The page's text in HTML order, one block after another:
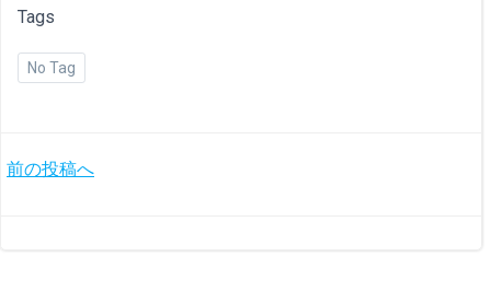
Tags
No Tag
投
前の投稿へ